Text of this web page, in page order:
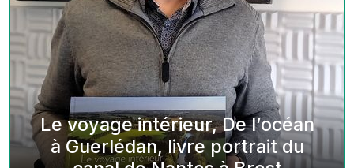
Le voyage intérieur, De l’océan
à Guerlédan, livre portrait du